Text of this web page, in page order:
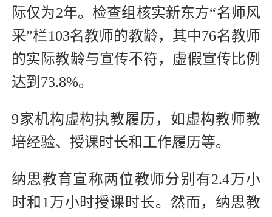
际仅为2年。检查组核实新东方“名师风
采”栏103名教师的教龄，其中76名教师
的实际教龄与宣传不符，虚假宣传比例
达到73.8%。
9家机构虚构执教履历，如虚构教师教
培经验、授课时长和工作履历等。
纳思教育宣称两位教师分别有2.4万小
时和1万小时授课时长。然而，纳思教